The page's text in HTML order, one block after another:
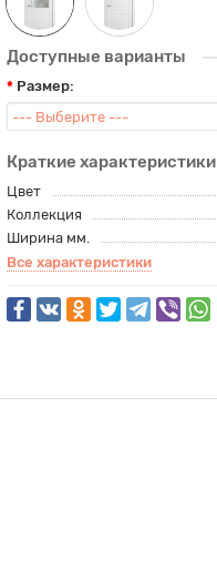
Доступные варианты
Размер:
Краткие характеристики
Цвет
Коллекция
Ширина мм.
Все характеристики